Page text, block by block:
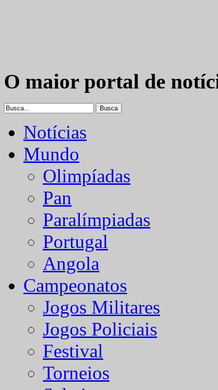
O maior portal de
Notícias
Mundo
Olimpíadas
Pan
Paralímpiadas
Portugal
Angola
Campeonatos
Jogos Militares
Jogos Policiais
Festival
Torneios